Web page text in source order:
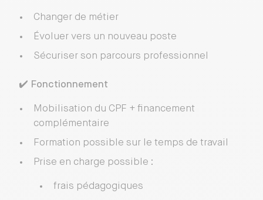
Changer de métier
Évoluer vers un nouveau poste
Sécuriser son parcours professionnel
✔️ Fonctionnement
Mobilisation du CPF + financement
complémentaire
Formation possible sur le temps de travail
Prise en charge possible :
frais pédagogiques